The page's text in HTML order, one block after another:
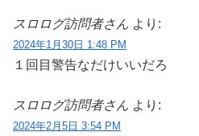
スロログ訪問者さん より:
2024年1月30日 1:48 PM
１回目警告なだけいいだろ
スロログ訪問者さん より:
2024年2月5日 3:54 PM